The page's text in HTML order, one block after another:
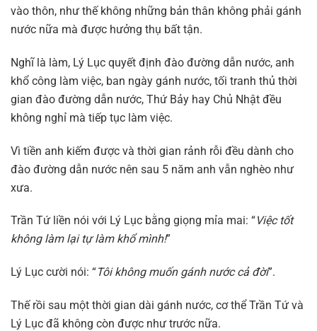
vào thôn, như thế không những bản thân không phải gánh
nước nữa mà được hưởng thụ bất tận.
Nghĩ là làm, Lý Lục quyết định đào đường dẫn nước, anh
khổ công làm việc, ban ngày gánh nước, tối tranh thủ thời
gian đào đường dẫn nước, Thứ Bảy hay Chủ Nhật đều
không nghỉ mà tiếp tục làm việc.
Vì tiền anh kiếm được và thời gian rảnh rỗi đều dành cho
đào đường dẫn nước nên sau 5 năm anh vẫn nghèo như
xưa.
Trần Tứ liền nói với Lý Lục bằng giọng mỉa mai: “Việc tốt
không làm lại tự làm khổ mình!”
Lý Lục cười nói: “Tôi không muốn gánh nước cả đời”.
Thế rồi sau một thời gian dài gánh nước, cơ thể Trần Tứ và
Lý Lục đã không còn được như trước nữa.